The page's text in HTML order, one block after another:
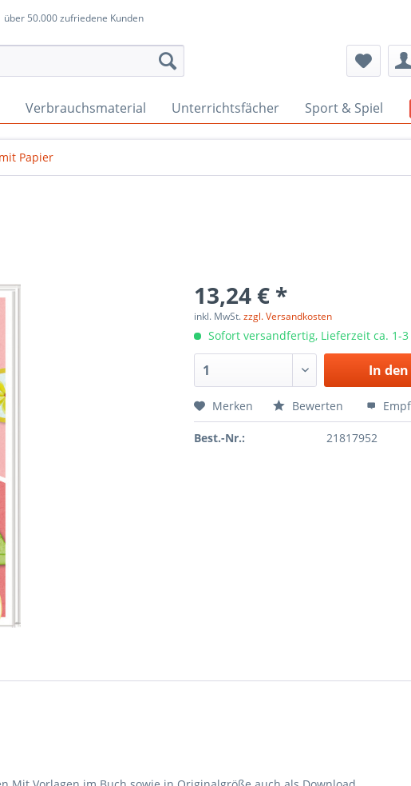
über 50.000 zufriedene Kunden
Verbrauchsmaterial Unterrichtsfächer Sport & Spiel
Papier
13,24 € *
inkl. MwSt.zzgl. Versandkosten
Sofort versandfertig, Lieferzeit ca. 1-3
In den
Merken Bewerten
Best.-Nr.: 21817952